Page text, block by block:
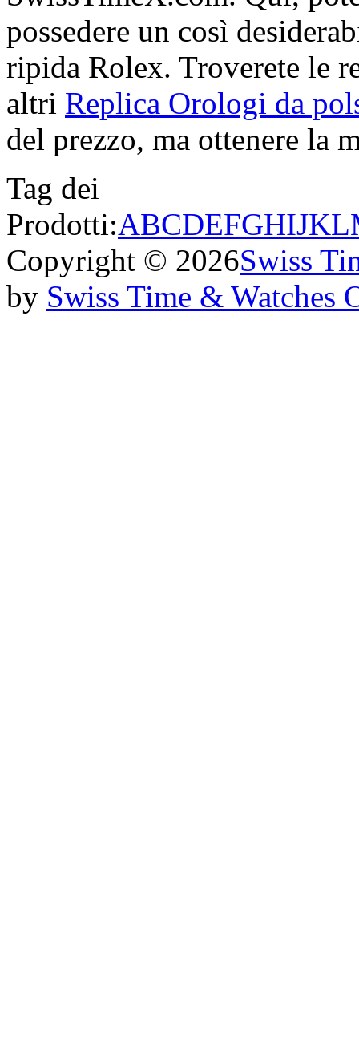
possedere un così
ripida Rolex. Troverete le
altri Replica Orologi da
del prezzo, ma ottenere la
Tag dei
Prodotti:ABCDEFGHIJKL
Copyright © 2026Swiss
by Swiss Time & Watches